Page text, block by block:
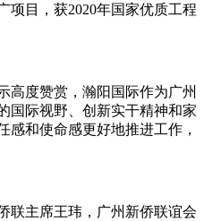
项目，获2020年国家优质工程
高度赞赏，瀚阳国际作为广州
国际视野、创新实干精神和家
感和使命感更好地推进工作，
联主席王玮，广州新侨联谊会